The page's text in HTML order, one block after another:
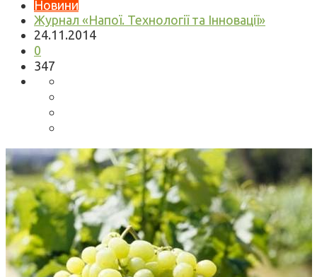
Новини
Журнал «Напої. Технології та Інновації»
24.11.2014
0
347